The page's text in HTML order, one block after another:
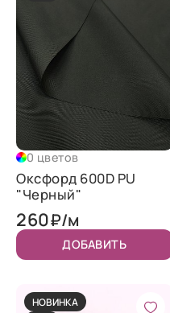
0 цветов
Оксфорд 600D PU
"Черный"
260₽/м
ДОБАВИТЬ
НОВИНКА